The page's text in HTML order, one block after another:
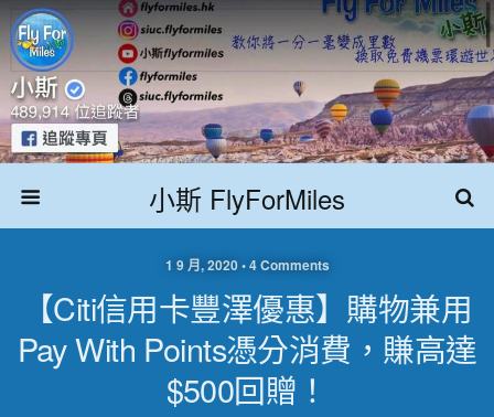
小斯 FlyForMiles
1 9 月, 2020 • 4 Comments
【Citi信用卡豐澤優惠】購物兼用
Pay With Points憑分消費，賺高達
$500回贈！